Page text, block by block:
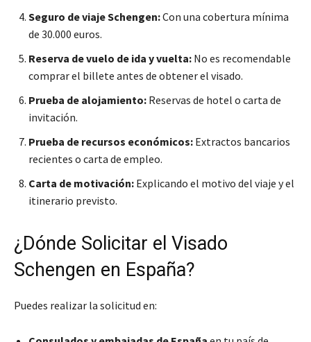
Seguro de viaje Schengen:Con una cobertura mínima
de 30.000 euros.
Reserva de vuelo de ida y vuelta: No es recomendable
comprar el billete antes de obtener el visado.
Prueba de alojamiento: Reservas de hotel o carta de
invitación.
Prueba de recursos económicos: Extractos bancarios
recientes o carta de empleo.
Carta de motivación: Explicando el motivo del viaje y el
itinerario previsto.
¿Dónde Solicitar el Visado
Schengen en España?
Puedes realizar la solicitud en: